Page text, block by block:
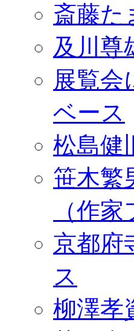
斎藤
及川尊
展覧会
ベース
松島健
笹木繁
（作
京都府
ス
柳澤孝